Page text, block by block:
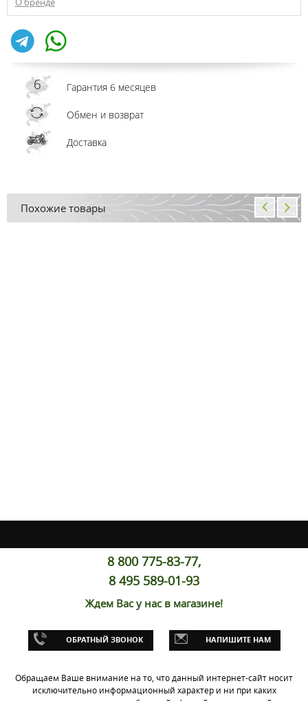
Гарантия 6 месяцев
Обмен и возврат
Доставка
Похожие товары
8 800 775-83-77,
8 495 589-01-93
Ждем Вас у нас в магазине!
ОБРАТНЫЙ ЗВОНОК НАПИШИТЕ НАМ
Обращаем Ваше внимание на то, что данный интернет-сайт носит
исключительно информационный характер и ни при каких